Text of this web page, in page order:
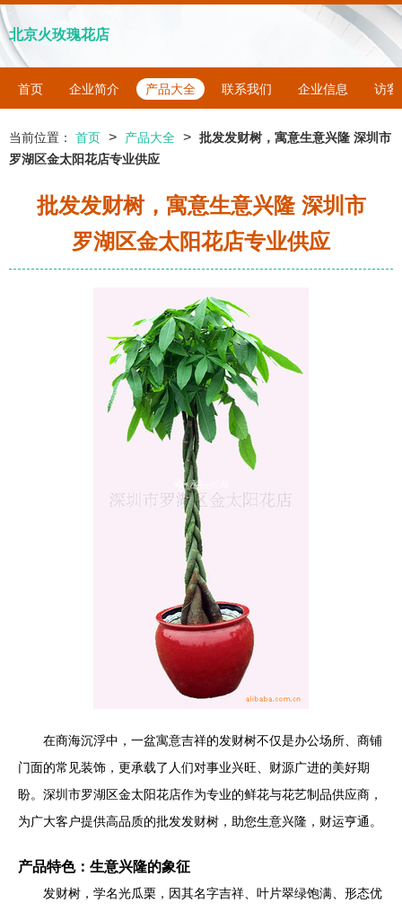
北京火玫瑰花店
首页 企业简介 产品大全 联系我们 企业信息 访客
当前位置： 首页 > 产品大全 > 批发发财树，寓意生意兴隆 深圳市
罗湖区金太阳花店专业供应
批发发财树，寓意生意兴隆 深圳市
罗湖区金太阳花店专业供应
在商海沉浮中，一盆寓意吉祥的发财树不仅是办公场所、商铺
门面的常见装饰，更承载了人们对事业兴旺、财源广进的美好期
盼。深圳市罗湖区金太阳花店作为专业的鲜花与花艺制品供应商，
为广大客户提供高品质的批发发财树，助您生意兴隆，财运亨通。
产品特色：生意兴隆的象征
发财树，学名光瓜栗，因其名字吉祥、叶片翠绿饱满、形态优